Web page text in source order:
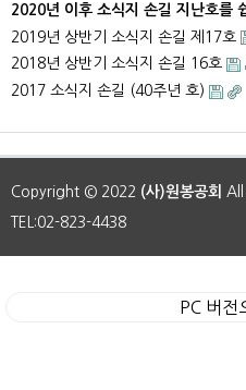
2020년 이후 소식지 손길 지난호를
2019년 상반기 소식지 손길 제17호
2018년 상반기 소식지 손길 16호
2017 소식지 손길 (40주년 호)
Copyright © 2022 (사)원봉공회
TEL:02-823-4438
PC 버전